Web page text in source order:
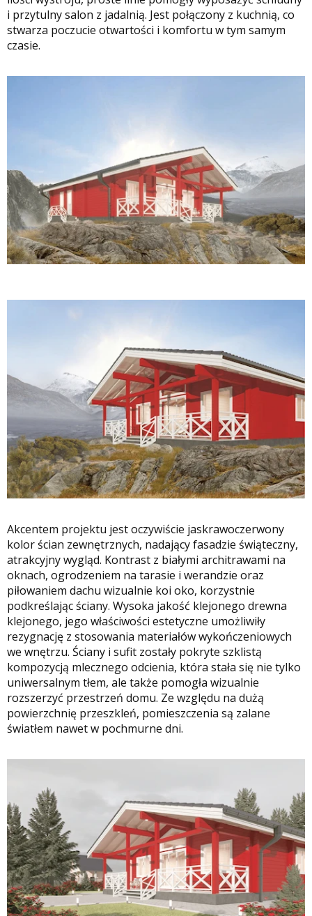
i przytulny salon z jadalnią. Jest połączony z kuchnią, co
stwarza poczucie otwartości i komfortu w tym samym
czasie.
Akcentem projektu jest oczywiście jaskrawoczerwony
kolor ścian zewnętrznych, nadający fasadzie świąteczny,
atrakcyjny wygląd. Kontrast z białymi architrawami na
oknach, ogrodzeniem na tarasie i werandzie oraz
piłowaniem dachu wizualnie koi oko, korzystnie
podkreślając ściany. Wysoka jakość klejonego drewna
klejonego, jego właściwości estetyczne umożliwiły
rezygnację z stosowania materiałów wykończeniowych
we wnętrzu. Ściany i sufit zostały pokryte szklistą
kompozycją mlecznego odcienia, która stała się nie tylko
uniwersalnym tłem, ale także pomogła wizualnie
rozszerzyć przestrzeń domu. Ze względu na dużą
powierzchnię przeszkleń, pomieszczenia są zalane
światłem nawet w pochmurne dni.